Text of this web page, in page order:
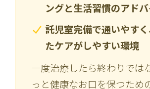
ングと生活習慣のアド
託児室完備で通いやす
たケアがしやすい環境
一度治療したら終わりでは
っと健康なお口を保つため